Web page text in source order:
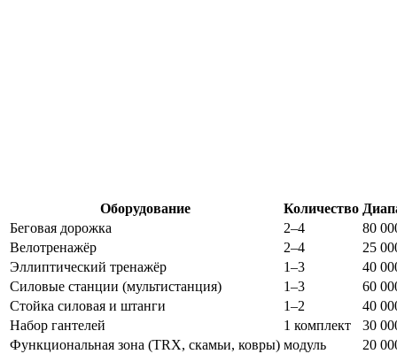
Оборудование Количество
Беговая дорожка
2–4
80
Велотренажёр
2–4
25
Эллиптический тренажёр
1–3
40
Силовые станции (мультистанция)
1–3
60
Стойка силовая и штанги
1–2
40
Набор гантелей
1 комплект
30
Функциональная зона (TRX, скамьи, ковры) модуль
20